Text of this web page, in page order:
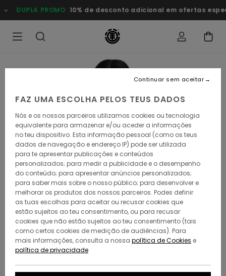
para
a
DUPLA PROMO 10% de desconto adicional em ofertas
FAZ UMA ESCOLHA PELOS TEUS DADOS
Nós e os nossos parceiros utilizamos cookies ou tecnologia
equivalente para armazenar e/ou aceder a informações
no teu dispositivo. Esta informação pessoal (como os teus
dados de navegação e endereço IP) pode ser utilizada
para te apresentar publicações e conteúdos
personalizados; para medir a publicidade e o desempenho
do conteúdo; para apresentar anúncios personalizados;
para saber mais sobre o nosso público; para desenvolver e
melhorar os produtos dos nossos parceiros. Podes definir
as tuas escolhas para aceitar ou recusar cookies que
estão sujeitos ao teu consentimento, ou para recusar
cookies que não estão sujeitos ao teu consentimento (tais
como certos cookies de medição de audiências). Para
mais informações, consulta a nossa política de Cookies e
política de privacidade
Continuar sem aceitar